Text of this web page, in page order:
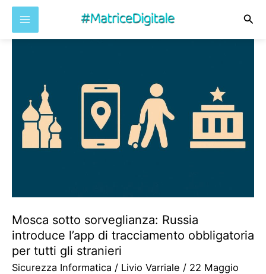
Mosca sotto sorveglianza: Russia
introduce l’app di tracciamento obbligatoria
per tutti gli stranieri
Sicurezza Informatica / Livio Varriale / 22 Maggio